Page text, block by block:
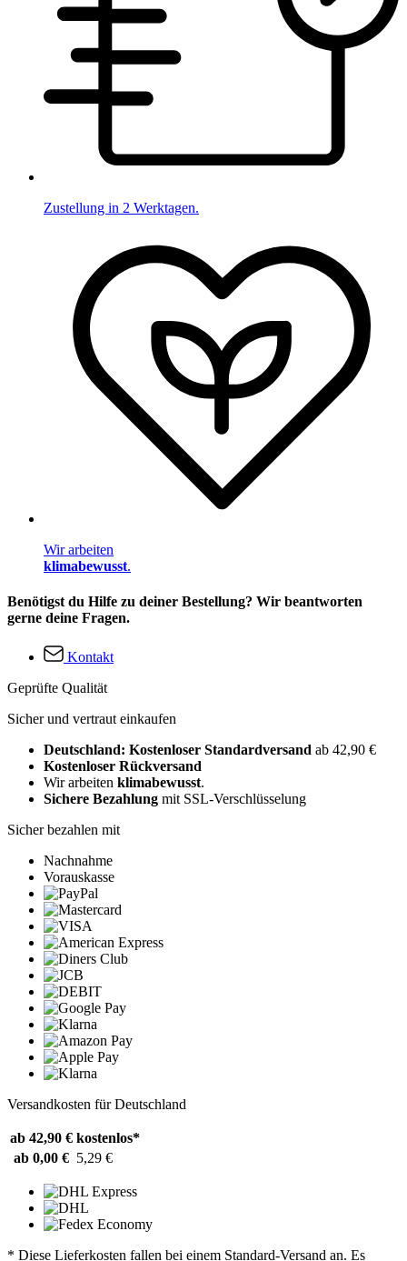
Zustellung in 2 Werktagen.
Wir arbeiten
klimabewusst.
Benötigst du Hilfe zu deiner Bestellung? Wir beantworten
gerne deine Fragen.
Kontakt
Geprüfte Qualität
Sicher und vertraut einkaufen
Deutschland: Kostenloser Standardversand ab 42,90 €
Kostenloser Rückversand
Wir arbeiten klimabewusst.
Sichere Bezahlung mit SSL-Verschlüsselung
Sicher bezahlen mit
Nachnahme
Vorauskasse
Versandkosten für Deutschland
ab 42,90 € kostenlos*
ab 0,00 € 5,29 €
* Diese Lieferkosten fallen bei einem Standard-Versand an. Es